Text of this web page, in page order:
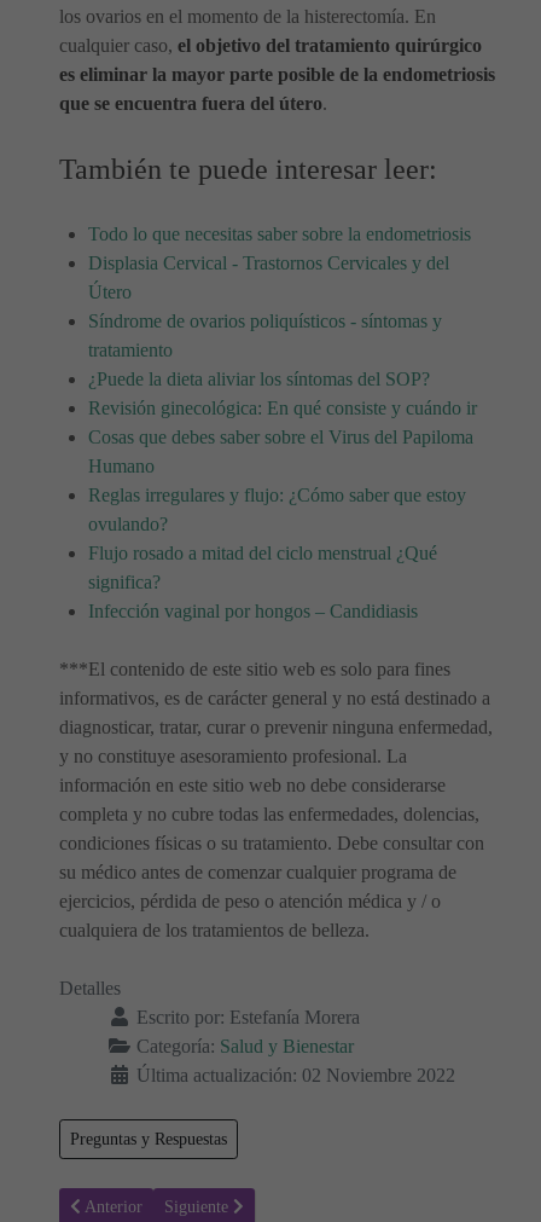
los ovarios en el momento de la histerectomía. En
cualquier caso, el objetivo del tratamiento quirúrgico
es eliminar la mayor parte posible de la endometriosis
que se encuentra fuera del útero.
También te puede interesar leer:
Todo lo que necesitas saber sobre la endometriosis
Displasia Cervical - Trastornos Cervicales y del
Útero
Síndrome de ovarios poliquísticos - síntomas y
tratamiento
¿Puede la dieta aliviar los síntomas del SOP?
Revisión ginecológica: En qué consiste y cuándo ir
Cosas que debes saber sobre el Virus del Papiloma
Humano
Reglas irregulares y flujo: ¿Cómo saber que estoy
ovulando?
Flujo rosado a mitad del ciclo menstrual ¿Qué
significa?
Infección vaginal por hongos – Candidiasis
***El contenido de este sitio web es solo para fines
informativos, es de carácter general y no está destinado a
diagnosticar, tratar, curar o prevenir ninguna enfermedad,
y no constituye asesoramiento profesional. La
información en este sitio web no debe considerarse
completa y no cubre todas las enfermedades, dolencias,
condiciones físicas o su tratamiento. Debe consultar con
su médico antes de comenzar cualquier programa de
ejercicios, pérdida de peso o atención médica y / o
cualquiera de los tratamientos de belleza.
Detalles
Escrito por: Estefanía Morera
Categoría: Salud y Bienestar
Última actualización: 02 Noviembre 2022
Preguntas y Respuestas
Artículo anterior: El Asma Infantil - Síntomas, Causas y Prevención
Anterior Artículo siguiente: Glaucoma - Síntomas, diagnóstico
Siguiente